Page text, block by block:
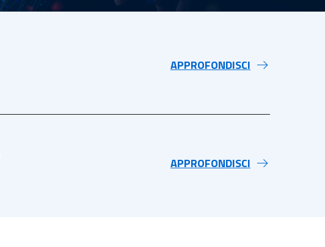
APPROFONDISCI
APPROFONDISCI